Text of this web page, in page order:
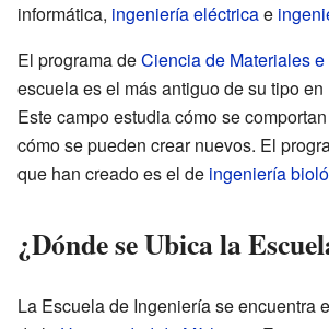
informática, ingeniería eléctricae
El programa deCiencia de Materiales
escuela es el más antiguo de su tipo
Este campo estudia cómo se
cómo se pueden crear nuevos. El
que han creado es el de ingeniería
¿Dónde se Ubica la
La Escuela de Ingeniería se encuentra